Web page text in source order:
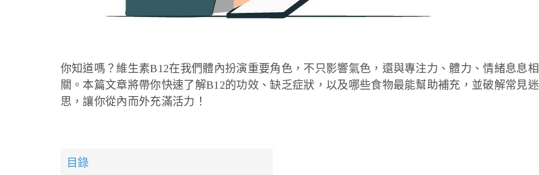
你知道嗎？維生素B12在我們體內扮演重要角色，不只影響氣色，還與專注力、體力、情緒息息相
關。本篇文章將帶你快速了解B12的功效、缺乏症狀，以及哪些食物最能幫助補充，並破解常見迷
思，讓你從內而外充滿活力！
目錄